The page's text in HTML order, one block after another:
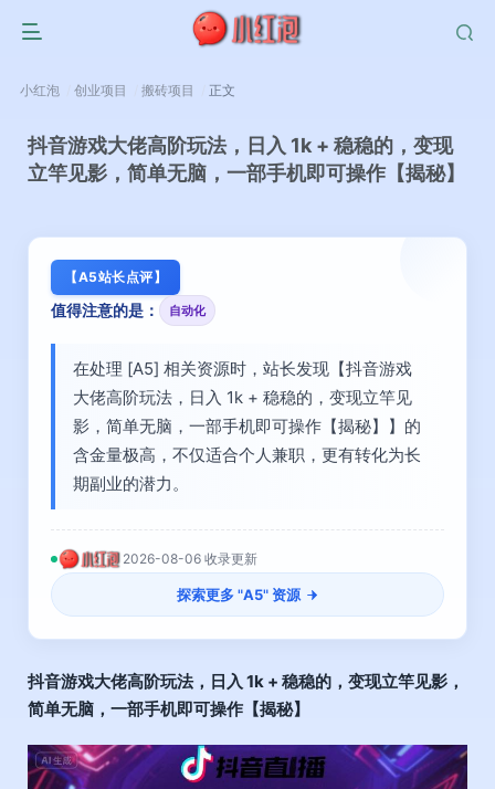
小红泡 创业项目 搬砖项目 正文
抖音游戏大佬高阶玩法，日入 1k + 稳稳的，变现
立竿见影，简单无脑，一部手机即可操作【揭秘】
【A5站长点评】
值得注意的是： 自动化
在处理 [A5] 相关资源时，站长发现【抖音游戏
大佬高阶玩法，日入 1k + 稳稳的，变现立竿见
影，简单无脑，一部手机即可操作【揭秘】】的
含金量极高，不仅适合个人兼职，更有转化为长
期副业的潜力。
2026-08-06 收录更新
探索更多 "A5" 资源
抖音游戏大佬高阶玩法，日入 1k + 稳稳的，变现立竿见影，
简单无脑，一部手机即可操作【揭秘】